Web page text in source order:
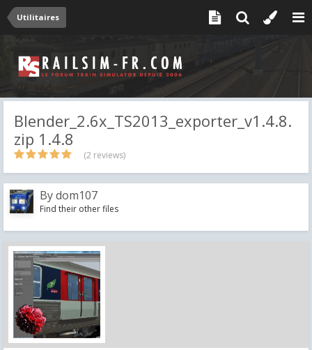
Utilitaires
Blender_2.6x_TS2013_exporter_v1.4.8.
zip 1.4.8
(2 reviews)
Bydom107
Find their other files